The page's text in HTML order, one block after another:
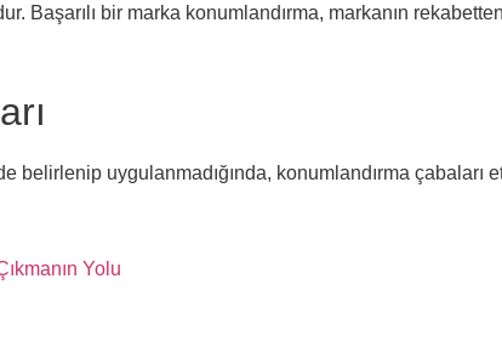
bir marka konumlandırma, markanın
uygulanmadığında, konumlandırma çabaları
Yolu